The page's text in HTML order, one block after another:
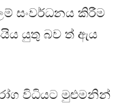
සංවර්ධනය කිරීම
යුතු බව ත් ඇය
රෝග විධියට මුළුමනින්